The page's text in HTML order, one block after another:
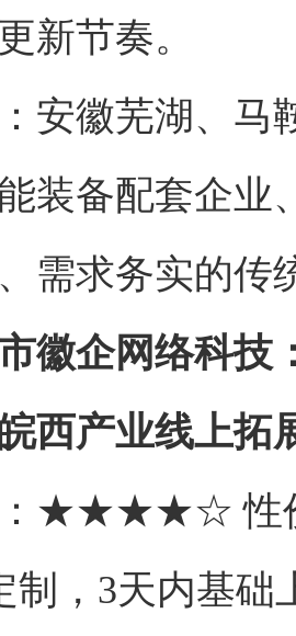
新节奏。
安徽芜湖、马
装备配套企业
需求务实的传
徽企网络科技
西产业线上拓
：★★★★☆ 性
制，3天内基础